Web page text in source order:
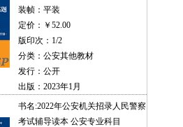
装帧：平装
定价：￥52.00
版印次：1/2
分类：公安其他教材
发行：公开
出版：2023年1月
书名:2022年公安机关招录人民警察
考试辅导读本 公安专业科目